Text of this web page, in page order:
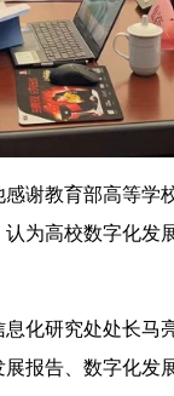
教育部高等学
为高校数字化
研究处处长马
报告、数字化